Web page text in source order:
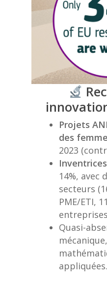
Projets
des
2023
14%, avec
secteurs
PME/ETI,
Quasi-
appliquées.